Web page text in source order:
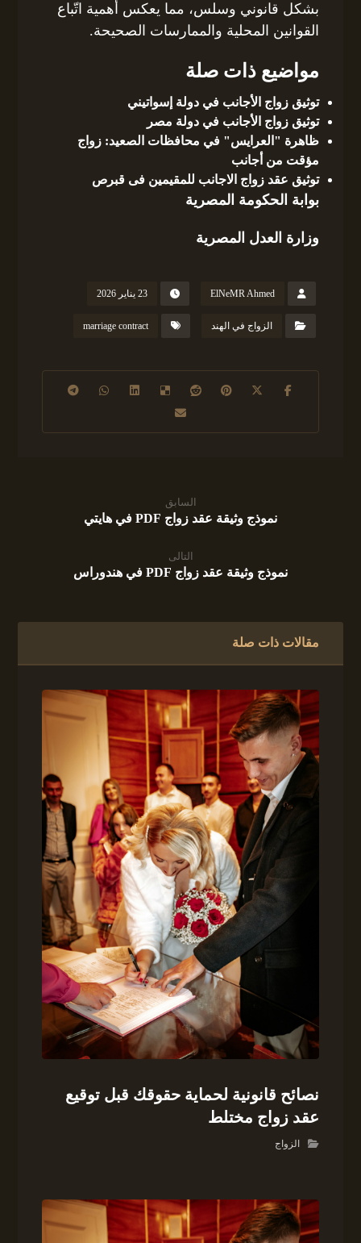
بشكل قانوني وسلس، مما يعكس أهمية اتّباع
القوانين المحلية والممارسات الصحيحة.
مواضيع ذات صلة
توثيق زواج الأجانب في دولة إسواتيني
توثيق زواج الأجانب في دولة مصر
ظاهرة "العرايس" في محافظات الصعيد: زواج
مؤقت من أجانب
توثيق عقد زواج الاجانب للمقيمين فى قبرص
بوابة الحكومة المصرية
وزارة العدل المصرية
ElNeMR Ahmed 23 يناير 2026
الزواج في الهند marriage contract
السابق
نموذج وثيقة عقد زواج PDF في هايتي
التالى
نموذج وثيقة عقد زواج PDF في هندوراس
مقالات ذات صلة
نصائح قانونية لحماية حقوقك قبل توقيع
عقد زواج مختلط
الزواج